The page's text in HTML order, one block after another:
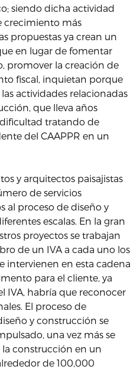
siendo dicha actividad
crecimiento más
propuestas ya crean un
en lugar de fomentar
promover la creación de
fiscal, inquietan porque
actividades relacionadas
que lleva años
tratando de
del CAAPPR en un
y arquitectos paisajistas
de servicios
al proceso de diseño y
escalas. En la gran
proyectos se trabajan
de un IVA a cada uno los
intervienen en esta cadena
para el cliente, ya
IVA, habría que reconocer
El proceso de
y construcción se
una vez más se
construcción en un
de 100,000